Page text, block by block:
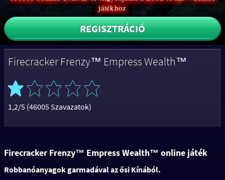
játékhoz
REGISZTRÁCIÓ
Firecracker Frenzy™ Empress Wealth™
1,2/5 (46005 Szavazatok)
Firecracker Frenzy™ Empress Wealth™ online játék
Robbanóanyagok garmadával az ősi Kínából.